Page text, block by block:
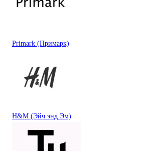
Primark (Примарк)
H&M (Эйч энд Эм)